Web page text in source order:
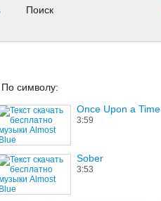
По символу:
Once Upon a Time
3:59
Sober
3:53